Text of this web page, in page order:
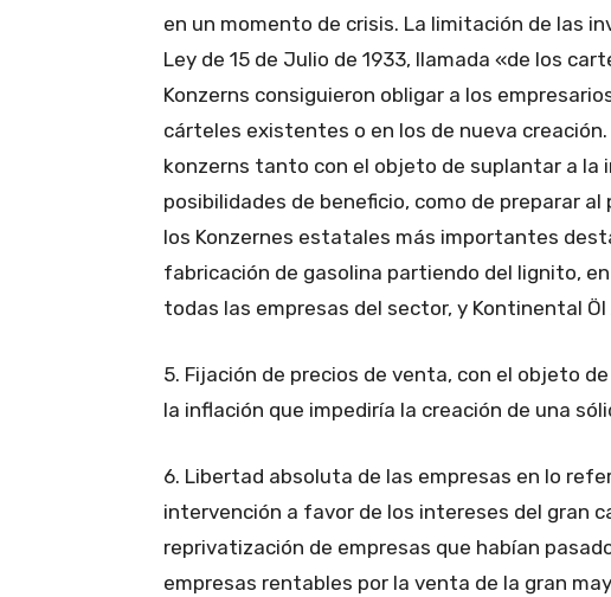
en un momento de crisis. La limitación de las
Ley de 15 de Julio de 1933, llamada «de los
Konzerns consiguieron obligar a los
cárteles existentes o en los de nueva
konzerns tanto con el objeto de suplantar a la
posibilidades de beneficio, como de preparar
los Konzernes estatales más importantes
fabricación de gasolina partiendo del lignito,
todas las empresas del sector, y Kontinental Öl
5. Fijación de precios de venta, con el objeto
la inflación que impediría la creación de una
6. Libertad absoluta de las empresas en lo
intervención a favor de los intereses del gran
reprivatización de empresas que habían
empresas rentables por la venta de la gran